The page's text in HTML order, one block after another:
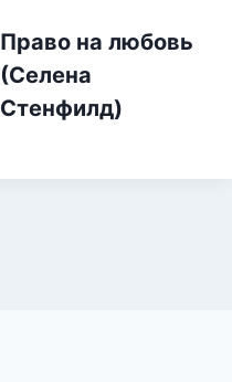
Право на любовь
(Селена
Стенфилд)